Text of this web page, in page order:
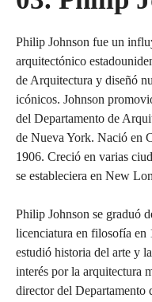
Philip Johnson fue un
arquitectónico
de Arquitectura y diseñó
icónicos. Johnson
del Departamento de
de Nueva York. Nació en
1906. Creció en varias
se estableciera en New
Philip Johnson se graduó
licenciatura en filosofía en
estudió historia del arte y
interés por la arquitectura
director del